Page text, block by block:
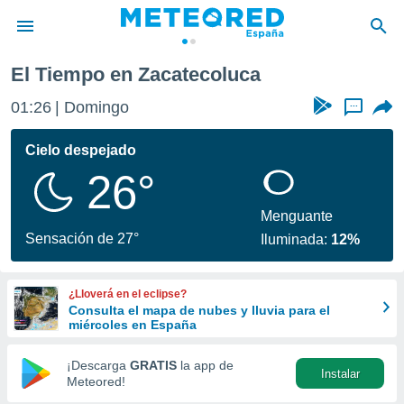
de
por
se
calidad.
a este
las
y
forma
digital
basada
El Tiempo en Zacatecoluca
01:26 Domingo ...
Cielo despejado
26°
Sensación de 27°
Menguante
Iluminada: 12%
¿Lloverá en el eclipse?
Consulta el mapa de nubes y lluvia para el
miércoles en España
¡Descarga GRATIS la app de
Meteored!
Instalar